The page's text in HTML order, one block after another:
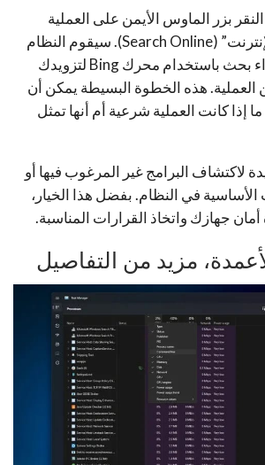
بزر الماوس الأيمن على العملية
واختيار “بحث عبر الإنترنت” (Search Online). سيقوم النظام
بفتح متصفحك وإجراء بحث باستخدام محرك Bing لتزويدك
هذه الخطوة البسيطة يمكن أن
إذا كانت العملية شرعية أم أنها تمثل
لاكتشاف البرامج غير المرغوب فيها أو
في النظام. بفضل هذا الخيار،
جهازك واتخاذ القرارات المناسبة.